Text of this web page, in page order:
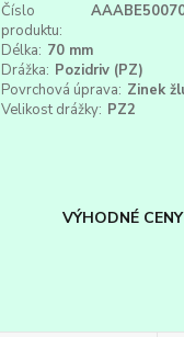
Číslo
produktu:
Délka: 70 mm
Drážka: Pozidriv (PZ)
Povrchová úprava: Zinek
Velikost drážky: PZ2
VÝHODNÉ CENY